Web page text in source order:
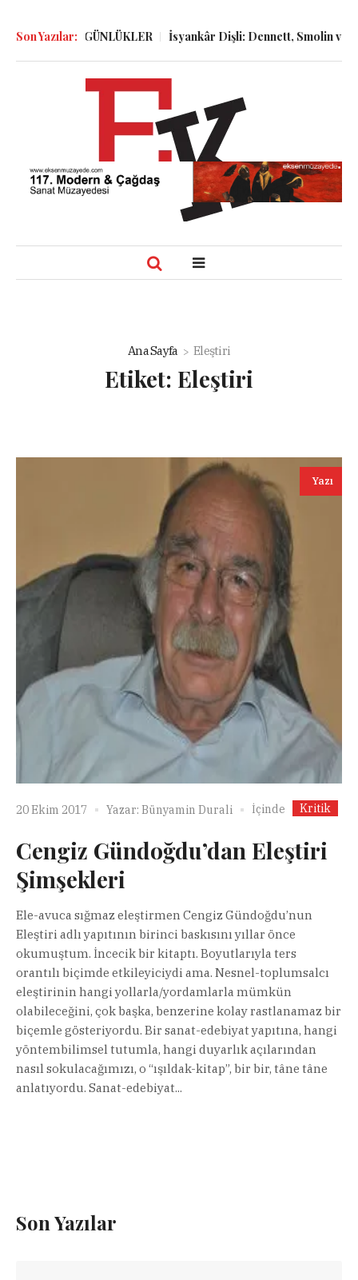
Son Yazılar:ve GÜNLÜKLER İsyankâr Dişli: Dennett, Smolin ve
Ana Sayfa Eleştiri
Etiket: Eleştiri
Yazı
20 Ekim 2017 Yazar: Bünyamin Durali İçinde Kritik
Cengiz Gündoğdu’dan Eleştiri
Şimşekleri
Ele-avuca sığmaz eleştirmen Cengiz Gündoğdu’nun
Eleştiri adlı yapıtının birinci baskısını yıllar önce
okumuştum. İncecik bir kitaptı. Boyutlarıyla ters
orantılı biçimde etkileyiciydi ama. Nesnel-toplumsalcı
eleştirinin hangi yollarla/yordamlarla mümkün
olabileceğini, çok başka, benzerine kolay rastlanamaz bir
biçemle gösteriyordu. Bir sanat-edebiyat yapıtına, hangi
yöntembilimsel tutumla, hangi duyarlık açılarından
nasıl sokulacağımızı, o “ışıldak-kitap”, bir bir, tâne tâne
anlatıyordu. Sanat-edebiyat...
Son Yazılar